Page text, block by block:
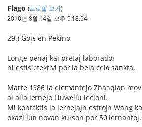
Flago (프로필 보기)
2010년 8월 14일 오후 9:18:54
29.) Ĝoje en Pekino
Longe penaj kaj pretaj laboradoj
ni estis efektivi por la bela celo sankta.
Marte 1986 la elemantejo Zhanqian
al alia lernejo Liuweilu lecioni.
Mi kontaktis la lernejajn estrojn Wang
okazi iun novan kurson por 50 lernantoj.